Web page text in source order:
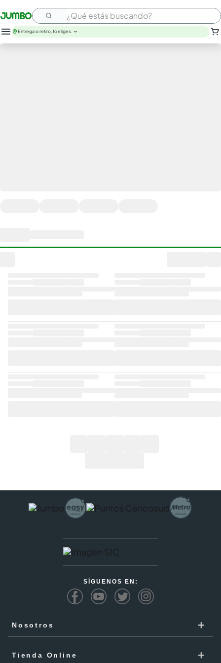
¿Qué estás buscando?
Entrega o retiro, tú eliges.
SÍGUENOS EN:
Nosotros +
Tienda Online +